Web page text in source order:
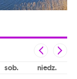
sob niedz